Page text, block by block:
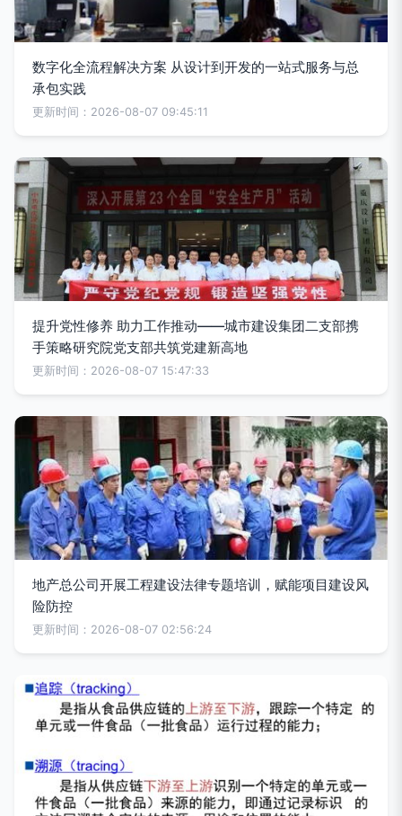
数字化全流程解决方案 从设计到开发的一站式服务与总
承包实践
更新时间：2026-08-07 09:45:11
提升党性修养 助力工作推动——城市建设集团二支部携
手策略研究院党支部共筑党建新高地
更新时间：2026-08-07 15:47:33
地产总公司开展工程建设法律专题培训，赋能项目建设风
险防控
更新时间：2026-08-07 02:56:24